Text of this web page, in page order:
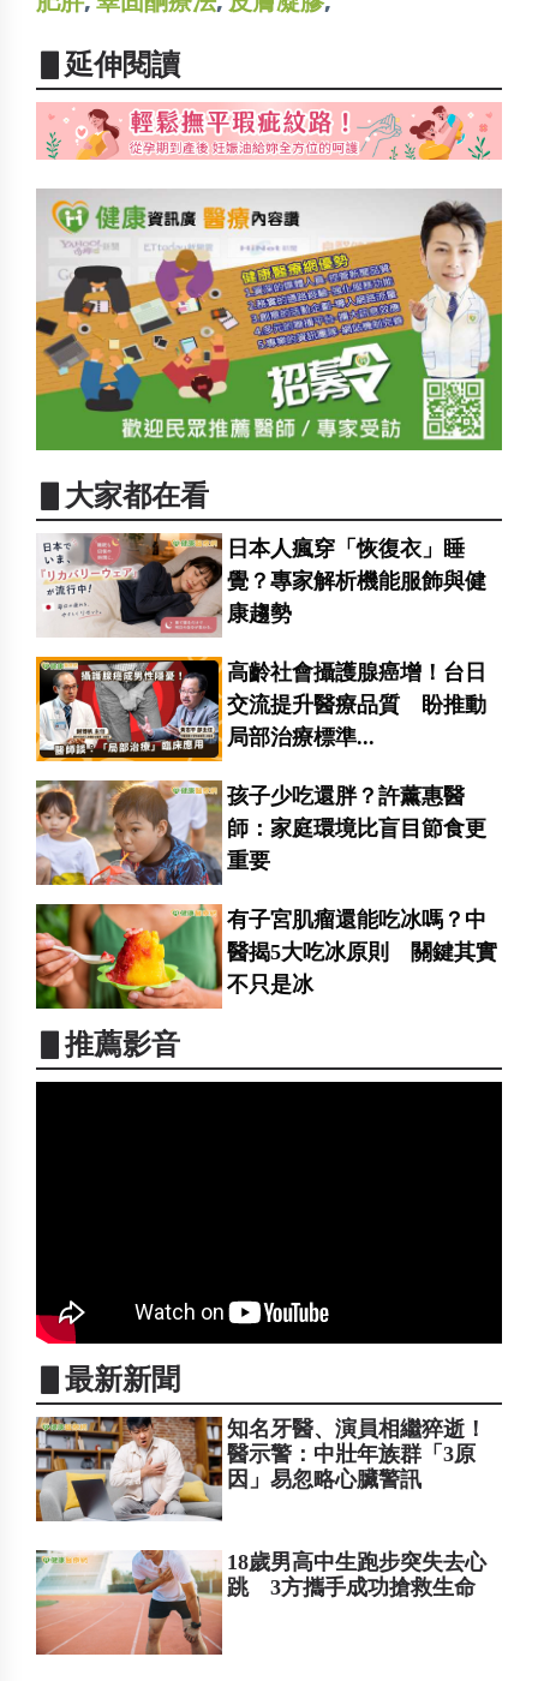
▋延伸閱讀
▋大家都在看
日本人瘋穿「恢復衣」睡
覺？專家解析機能服飾與健
康趨勢
高齡社會攝護腺癌增！台日
交流提升醫療品質 盼推動
局部治療標準...
孩子少吃還胖？許薰惠醫
師：家庭環境比盲目節食更
重要
有子宮肌瘤還能吃冰嗎？中
醫揭5大吃冰原則 關鍵其實
不只是冰
▋推薦影音
▋最新新聞
知名牙醫、演員相繼猝逝！
醫示警：中壯年族群「3原
因」易忽略心臟警訊
18歲男高中生跑步突失去心
跳 3方攜手成功搶救生命